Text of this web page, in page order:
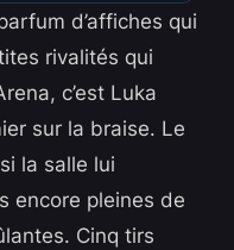
d’affiches qui
rivalités qui
c’est Luka
sur la braise. Le
la salle lui
encore pleines de
Cinq tirs